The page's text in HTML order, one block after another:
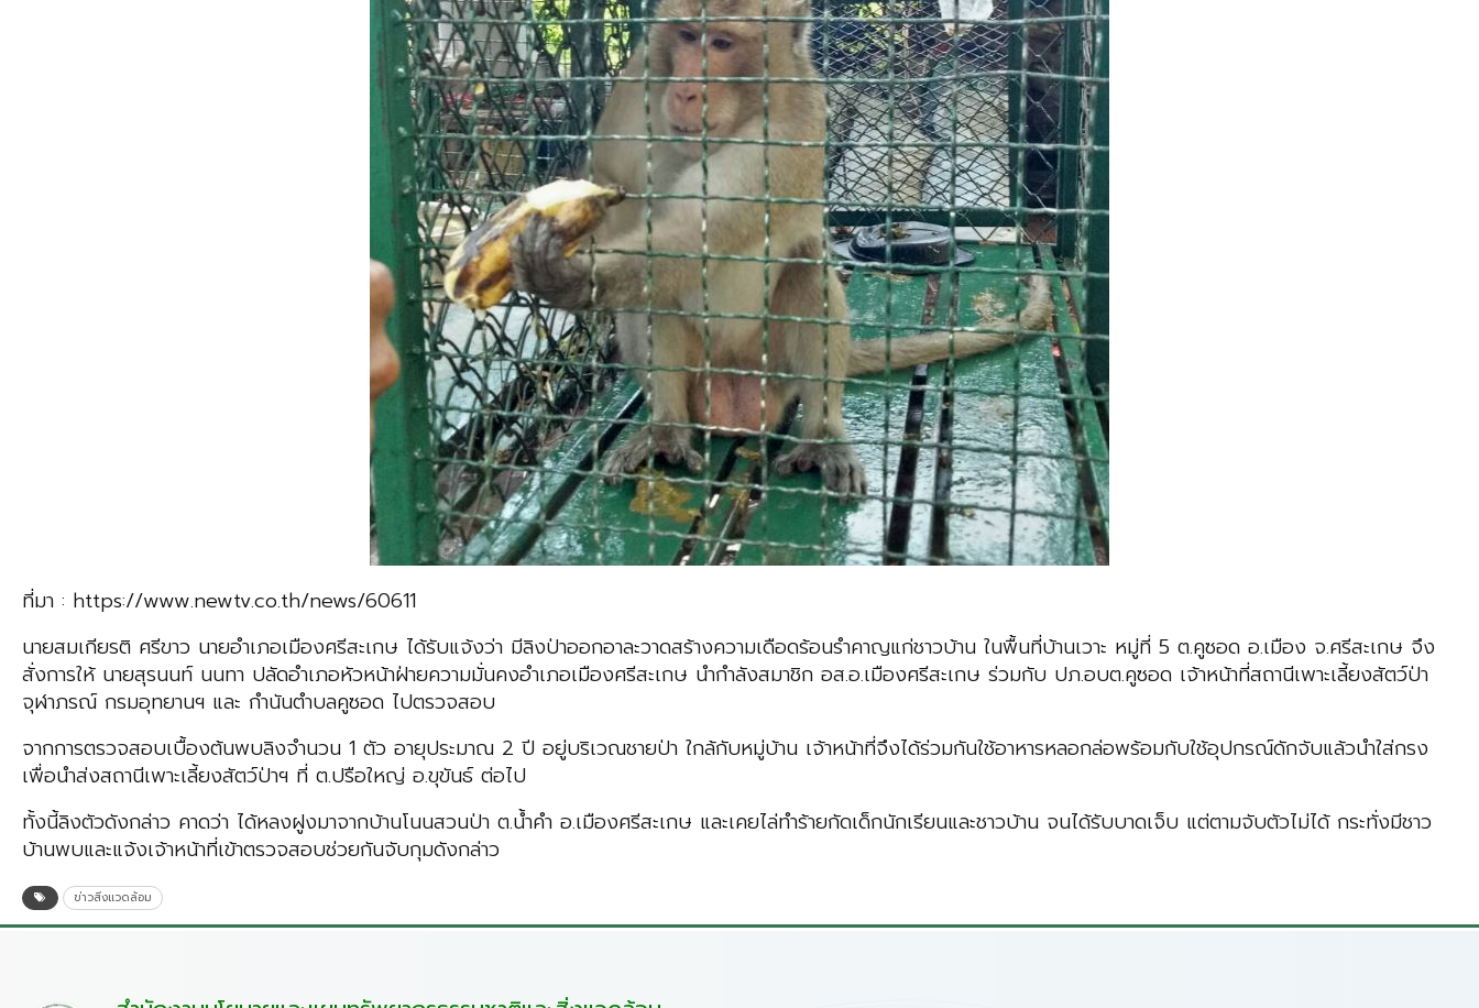
ที่มา : https://www.newtv.co.th/news/60611
นายสมเกียรติ ศรีขาว นายอำเภอเมืองศรีสะเกษ ได้รับแจ้งว่า มีลิงป่าออกอาละวาดสร้างความเดือดร้อนรำคาญแก่ชาวบ้าน ในพื้นที่บ้านเวาะ หมู่ที่ 5 ต.คูซอด อ.เมือง จ.ศรีสะเกษ จึง
สั่งการให้ นายสุรนนท์ นนทา ปลัดอำเภอหัวหน้าฝ่ายความมั่นคงอำเภอเมืองศรีสะเกษ นำกำลังสมาชิก อส.อ.เมืองศรีสะเกษ ร่วมกับ ปภ.อบต.คูซอด เจ้าหน้าที่สถานีเพาะเลี้ยงสัตว์ป่า
จุฬาภรณ์ กรมอุทยานฯ และ กำนันตำบลคูซอด ไปตรวจสอบ
จากการตรวจสอบเบื้องต้นพบลิงจำนวน 1 ตัว อายุประมาณ 2 ปี อยู่บริเวณชายป่า ใกล้กับหมู่บ้าน เจ้าหน้าที่จึงได้ร่วมกันใช้อาหารหลอกล่อพร้อมกับใช้อุปกรณ์ดักจับแล้วนำใส่กรง
เพื่อนำส่งสถานีเพาะเลี้ยงสัตว์ป่าฯ ที่ ต.ปรือใหญ่ อ.ขุขันธ์ ต่อไป
ทั้งนี้ลิงตัวดังกล่าว คาดว่า ได้หลงฝูงมาจากบ้านโนนสวนป่า ต.น้ำคำ อ.เมืองศรีสะเกษ และเคยไล่ทำร้ายกัดเด็กนักเรียนและชาวบ้าน จนได้รับบาดเจ็บ แต่ตามจับตัวไม่ได้ กระทั่งมีชาว
บ้านพบและแจ้งเจ้าหน้าที่เข้าตรวจสอบช่วยกันจับกุมดังกล่าว
ข่าวสิ่งแวดล้อม